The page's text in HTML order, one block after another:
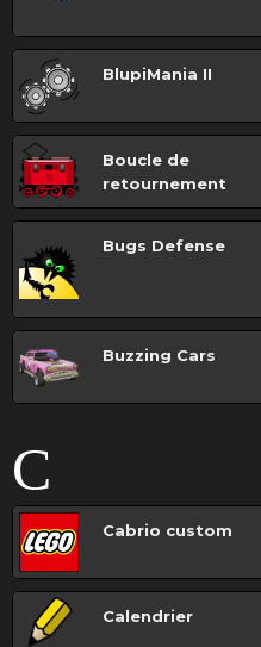
BlupiMania II
Boucle de
retournement
Bugs Defense
Buzzing Cars
C
Cabrio custom
Calendrier